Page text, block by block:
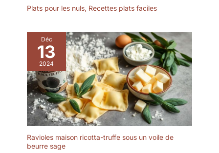
Plats pour les nuls, Recettes plats faciles
Déc
13
2024
Ravioles maison ricotta-truffe sous un voile de
beurre sage